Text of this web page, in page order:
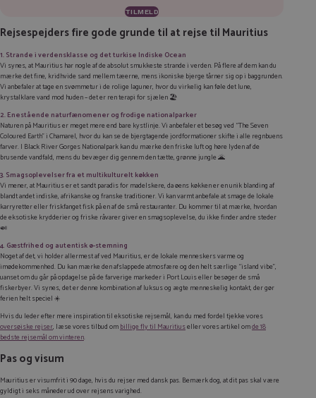
Rejsespejders fire gode grunde til at rejse til Mauritius
1. Strande i verdensklasse og det turkise Indiske Ocean
Vi synes, at Mauritius har nogle af de absolut smukkeste strande i verden. På flere af dem kan du
mærke det fine, kridhvide sand mellem tæerne, mens ikoniske bjerge tårner sig op i baggrunden.
Vi anbefaler at tage en svømmetur i de rolige laguner, hvor du virkelig kan føle det lune,
krystalklare vand mod huden – det er ren terapi for sjælen 🏖️
2. Enestående naturfænomener og frodige nationalparker
Naturen på Mauritius er meget mere end bare kystlinje. Vi anbefaler et besøg ved “The Seven
Coloured Earth” i Chamarel, hvor du kan se de bjergtagende jordformationer skifte i alle regnbuens
farver. I Black River Gorges Nationalpark kan du mærke den friske luft og høre lyden af de
brusende vandfald, mens du bevæger dig gennem den tætte, grønne jungle 🌋
3. Smagsoplevelser fra et multikulturelt køkken
Vi mener, at Mauritius er et sandt paradis for madelskere, da øens køkken er en unik blanding af
blandt andet indiske, afrikanske og franske traditioner. Vi kan varmt anbefale at smage de lokale
karryretter eller friskfanget fisk på en af de små restauranter. Du kommer til at mærke, hvordan
de eksotiske krydderier og friske råvarer giver en smagsoplevelse, du ikke finder andre steder
🍛
4. Gæstfrihed og autentisk ø-stemning
Noget af det, vi holder allermest af ved Mauritius, er de lokale menneskers varme og
imødekommenhed. Du kan mærke den afslappede atmosfære og den helt særlige “island vibe”,
uanset om du går på opdagelse på de farverige markeder i Port Louis eller besøger de små
fiskerbyer. Vi synes, det er denne kombination af luksus og ægte menneskelig kontakt, der gør
ferien helt speciel ☀️
Hvis du leder efter mere inspiration til eksotiske rejsemål, kan du med fordel tjekke vores
oversøiske rejser, læse vores tilbud ombillige fly til Mauritiuseller vores artikel omde 18
bedste rejsemål om vinteren.
Pas og visum
Mauritius er visumfrit i 90 dage, hvis du rejser med dansk pas. Bemærk dog, at dit pas skal være
gyldigt i seks måneder ud over rejsens varighed.